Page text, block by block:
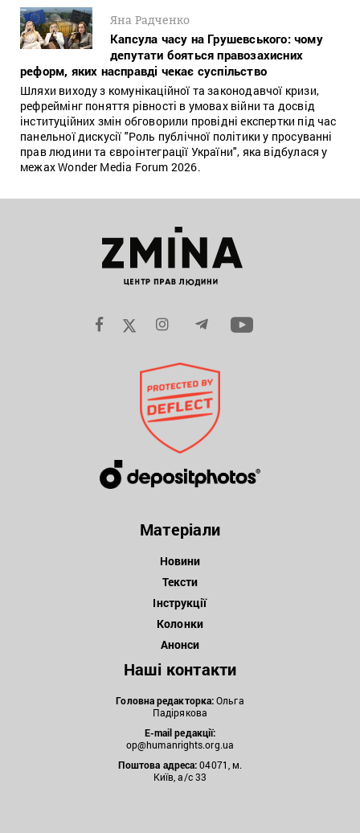
Яна Радченко
Капсула часу на Грушевського: чому
депутати бояться правозахисних
реформ, яких насправді чекає суспільство
Шляхи виходу з комунікаційної та законодавчої кризи,
рефреймінг поняття рівності в умовах війни та досвід
інституційних змін обговорили провідні експертки під час
панельної дискусії "Роль публічної політики у просуванні
прав людини та євроінтеграції України", яка відбулася у
межах Wonder Media Forum 2026.
Матеріали
Новини
Тексти
Інструкції
Колонки
Анонси
Наші контакти
Головна редакторка:Ольга
Падірякова
E-mail редакції:
op@humanrights.org.ua
Поштова адреса:04071, м.
Київ, а/с 33